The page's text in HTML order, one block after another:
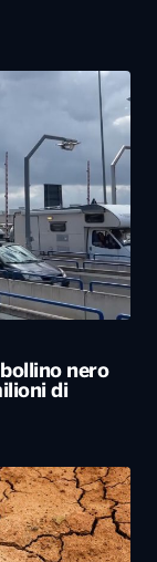
nero
di